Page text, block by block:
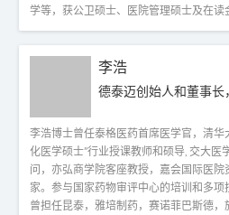
学等，获公卫硕士、医院管理硕士及在读
李浩
德泰迈创始人和董事长
李浩博士曾任泰格医药首席医学官，清华
化医学硕士”行业授课教师和硕导, 交大
问，亦弘商学院客座教授，嘉会国际医
家。参与国家药物审评中心的培训和多项
曾担任昆泰，雅培制药，赛诺菲巴斯德